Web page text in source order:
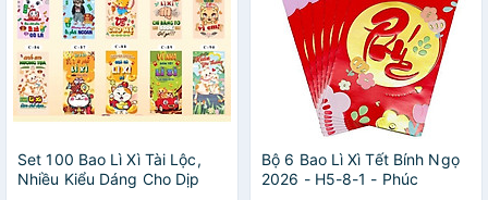
Set 100 Bao Lì Xì Tài Lộc,
Nhiều Kiểu Dáng Cho Dịp
Bộ 6 Bao Lì Xì Tết Bính Ngọ
2026 - H5-8-1 - Phúc